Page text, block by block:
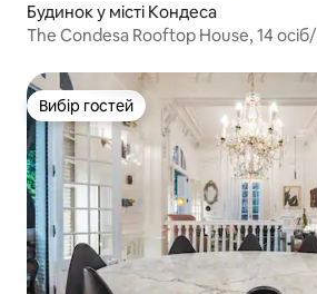
Будинок у місті Кондеса
The Condesa Rooftop House, 14 осіб/
Вибір гостей
Вибір гостей